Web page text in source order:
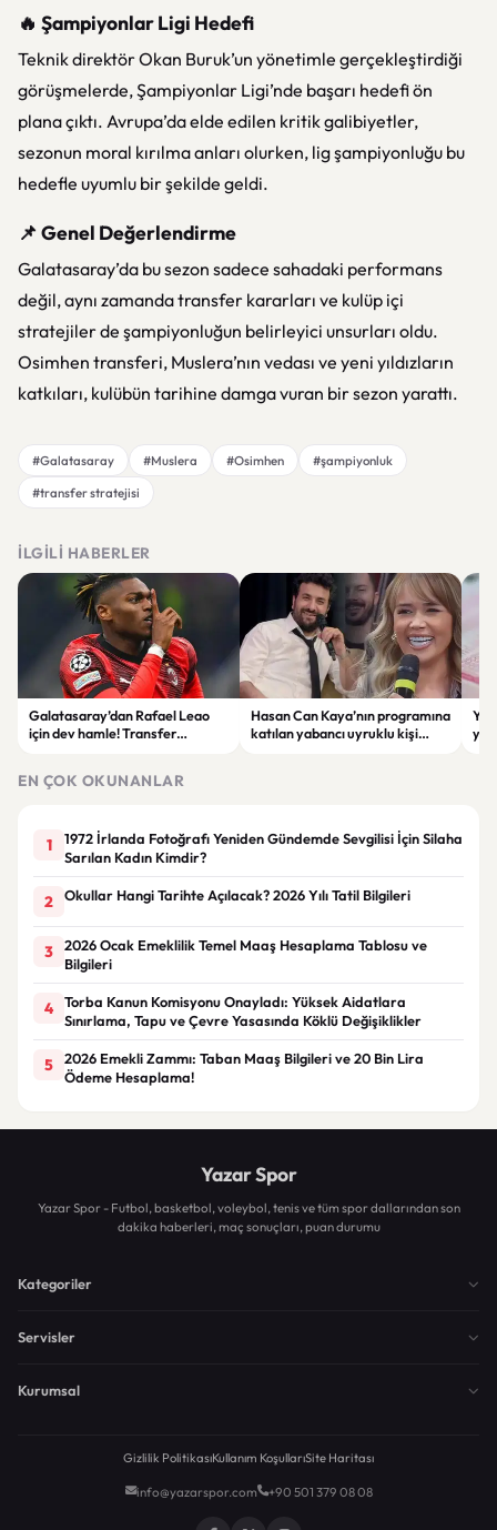
🔥 Şampiyonlar Ligi Hedefi
Teknik direktör Okan Buruk’un yönetimle gerçekleştirdiği
görüşmelerde, Şampiyonlar Ligi’nde başarı hedefi ön
plana çıktı. Avrupa’da elde edilen kritik galibiyetler,
sezonun moral kırılma anları olurken, lig şampiyonluğu bu
hedefle uyumlu bir şekilde geldi.
📌 Genel Değerlendirme
Galatasaray’da bu sezon sadece sahadaki performans
değil, aynı zamanda transfer kararları ve kulüp içi
stratejiler de şampiyonluğun belirleyici unsurları oldu.
Osimhen transferi, Muslera’nın vedası ve yeni yıldızların
katkıları, kulübün tarihine damga vuran bir sezon yarattı.
#Galatasaray #Muslera #Osimhen
#şampiyonluk
#transfer stratejisi
İLGILI HABERLER
Galatasaray’dan Rafael Leao
için dev hamle! Transfer
Hasan Can Kaya’nın programına
katılan yabancı uyruklu kişi
EN ÇOK OKUNANLAR
1
1972 İrlanda Fotoğrafı Yeniden Gündemde Sevgilisi İçin Silaha
Sarılan Kadın Kimdir?
2 Okullar Hangi Tarihte Açılacak? 2026 Yılı Tatil Bilgileri
3
2026 Ocak Emeklilik Temel Maaş Hesaplama Tablosu ve
Bilgileri
4
Torba Kanun Komisyonu Onayladı: Yüksek Aidatlara
Sınırlama, Tapu ve Çevre Yasasında Köklü Değişiklikler
5
2026 Emekli Zammı: Taban Maaş Bilgileri ve 20 Bin Lira
Ödeme Hesaplama!
Yazar Spor
Yazar Spor - Futbol, basketbol, voleybol, tenis ve tüm spor dallarından son
dakika haberleri, maç sonuçları, puan durumu
Kategoriler
Servisler
Kurumsal
Gizlilik PolitikasıKullanım KoşullarıSite Haritası
info@yazarspor.com +90 501 379 08 08